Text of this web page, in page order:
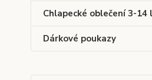
Chlapecké oblečení 3-14
Dárkové poukazy